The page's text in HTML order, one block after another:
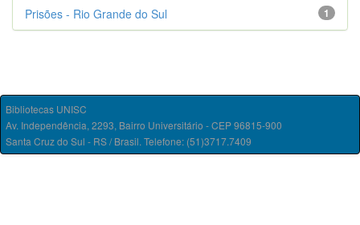
1
Prisões - Rio Grande do Sul
Bibliotecas UNISC
Av. Independência, 2293, Bairro Universitário - CEP 96815-900
Santa Cruz do Sul - RS / Brasil. Telefone: (51)3717.7409